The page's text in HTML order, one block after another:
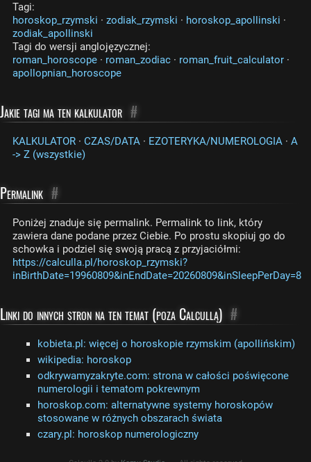
Tagi:
horoskop_rzymski · zodiak_rzymski · horoskop_apollinski ·
zodiak_apollinski
Tagi do wersji anglojęzycznej:
roman_horoscope · roman_zodiac · roman_fruit_calculator ·
apollopnian_horoscope
Jakie tagi ma ten kalkulator #
KALKULATOR · CZAS/DATA · EZOTERYKA/NUMEROLOGIA · A
-> Z (wszystkie)
Permalink #
Poniżej znaduje się permalink. Permalink to link, który
zawiera dane podane przez Ciebie. Po prostu skopiuj go do
schowka i podziel się swoją pracą z przyjaciółmi:
https://calculla.pl/horoskop_rzymski?
inBirthDate=19960809&inEndDate=20260809&inSleepPerDay=8
Linki do innych stron na ten temat (poza Calcullą) #
kobieta.pl: więcej o horoskopie rzymskim (apollińskim)
wikipedia: horoskop
odkrywamyzakryte.com: strona w całości poświęcone
numerologii i tematom pokrewnym
horoskop.com: alternatywne systemy horoskopów
stosowane w różnych obszarach świata
czary.pl: horoskop numerologiczny